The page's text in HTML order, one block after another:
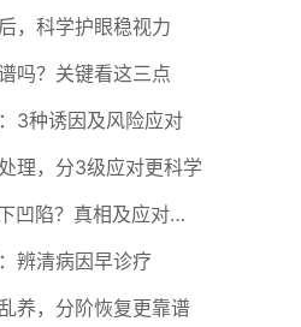
，科学护眼稳视力
吗？关键看这三点
3种诱因及风险应对
理，分3级应对更科学
干眼症会致眼下凹陷？真相及应对方案
辨清病因早诊疗
养，分阶恢复更靠谱